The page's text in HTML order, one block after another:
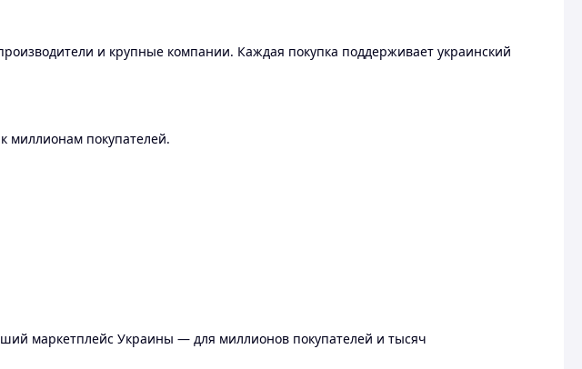
и крупные компании. Каждая покупка поддерживает украинский
миллионам покупателей.
маркетплейс Украины — для миллионов покупателей и тысяч